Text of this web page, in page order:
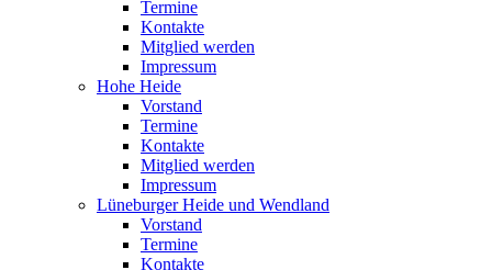
Termine
Kontakte
Mitglied werden
Impressum
Hohe Heide
Vorstand
Termine
Kontakte
Mitglied werden
Impressum
Lüneburger Heide und Wendland
Vorstand
Termine
Kontakte